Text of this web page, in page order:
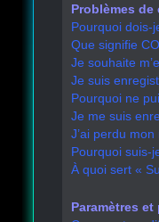
Problèmes
Pourquoi dois-
Que signifie
Je souhaite
Je suis
Pourquoi ne
Je me suis
J’ai perdu
Pourquoi suis-
À quoi sert «
Paramètres